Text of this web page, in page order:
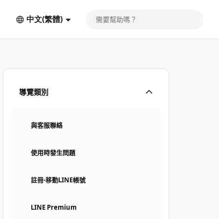
中文(繁體)
導覽類別
與客服聯絡
使用時發生問題
註冊⋅移動LINE帳號
LINE Premium